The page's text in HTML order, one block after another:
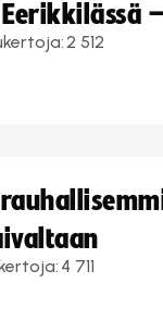
2 512
4 711